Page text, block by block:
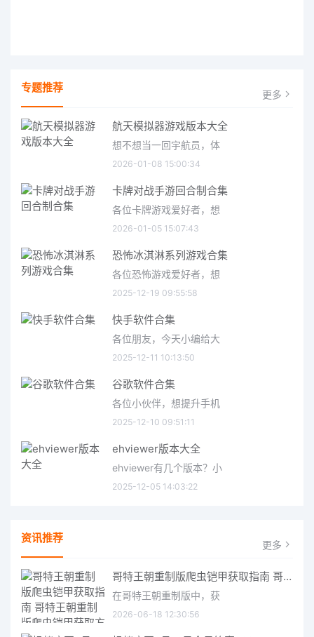
专题推荐 更多
航天模拟器游戏版本大全
想不想当一回宇航员，体
2026-01-08 15:00:34
卡牌对战手游回合制合集
各位卡牌游戏爱好者，想
2026-01-05 15:07:43
恐怖冰淇淋系列游戏合集
各位恐怖游戏爱好者，想
2025-12-19 09:55:58
快手软件合集
各位朋友，今天小编给大
2025-12-11 10:13:50
谷歌软件合集
各位小伙伴，想提升手机
2025-12-10 09:51:11
ehviewer版本大全
ehviewer有几个版本？小
2025-12-05 14:03:22
资讯推荐 更多
哥特王朝重制版爬虫铠甲获取指南 哥特王朝重制版爬虫铠甲获取方法
在哥特王朝重制版中，获
2026-06-18 12:30:56